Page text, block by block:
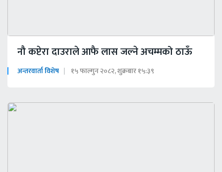
नौ कप्टेरा दाउराले आफै लास जल्ने अचम्मको ठाऊँ
अन्तरवार्ता विशेष १५ फाल्गुन २०८२, शुक्रबार १५:३९